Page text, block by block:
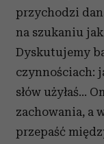
przychodzi
na szukaniu
Dyskutujemy
czynnościach:
słów użyłaś...
zachowania, a
przepaść